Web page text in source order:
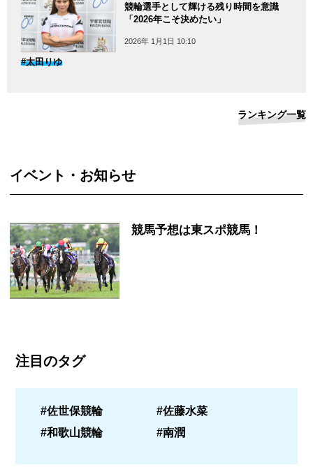
競輪選手として輝ける残り時間を意識
「2026年こそ決めたい」
2026年 1月1日 10:10
#太田りゆ
ランキング一覧
イベント・お知らせ
競馬予想は東スポ競馬！
注目のタグ
#佐世保競輪
#佐藤水菜
#和歌山競輪
#南潤